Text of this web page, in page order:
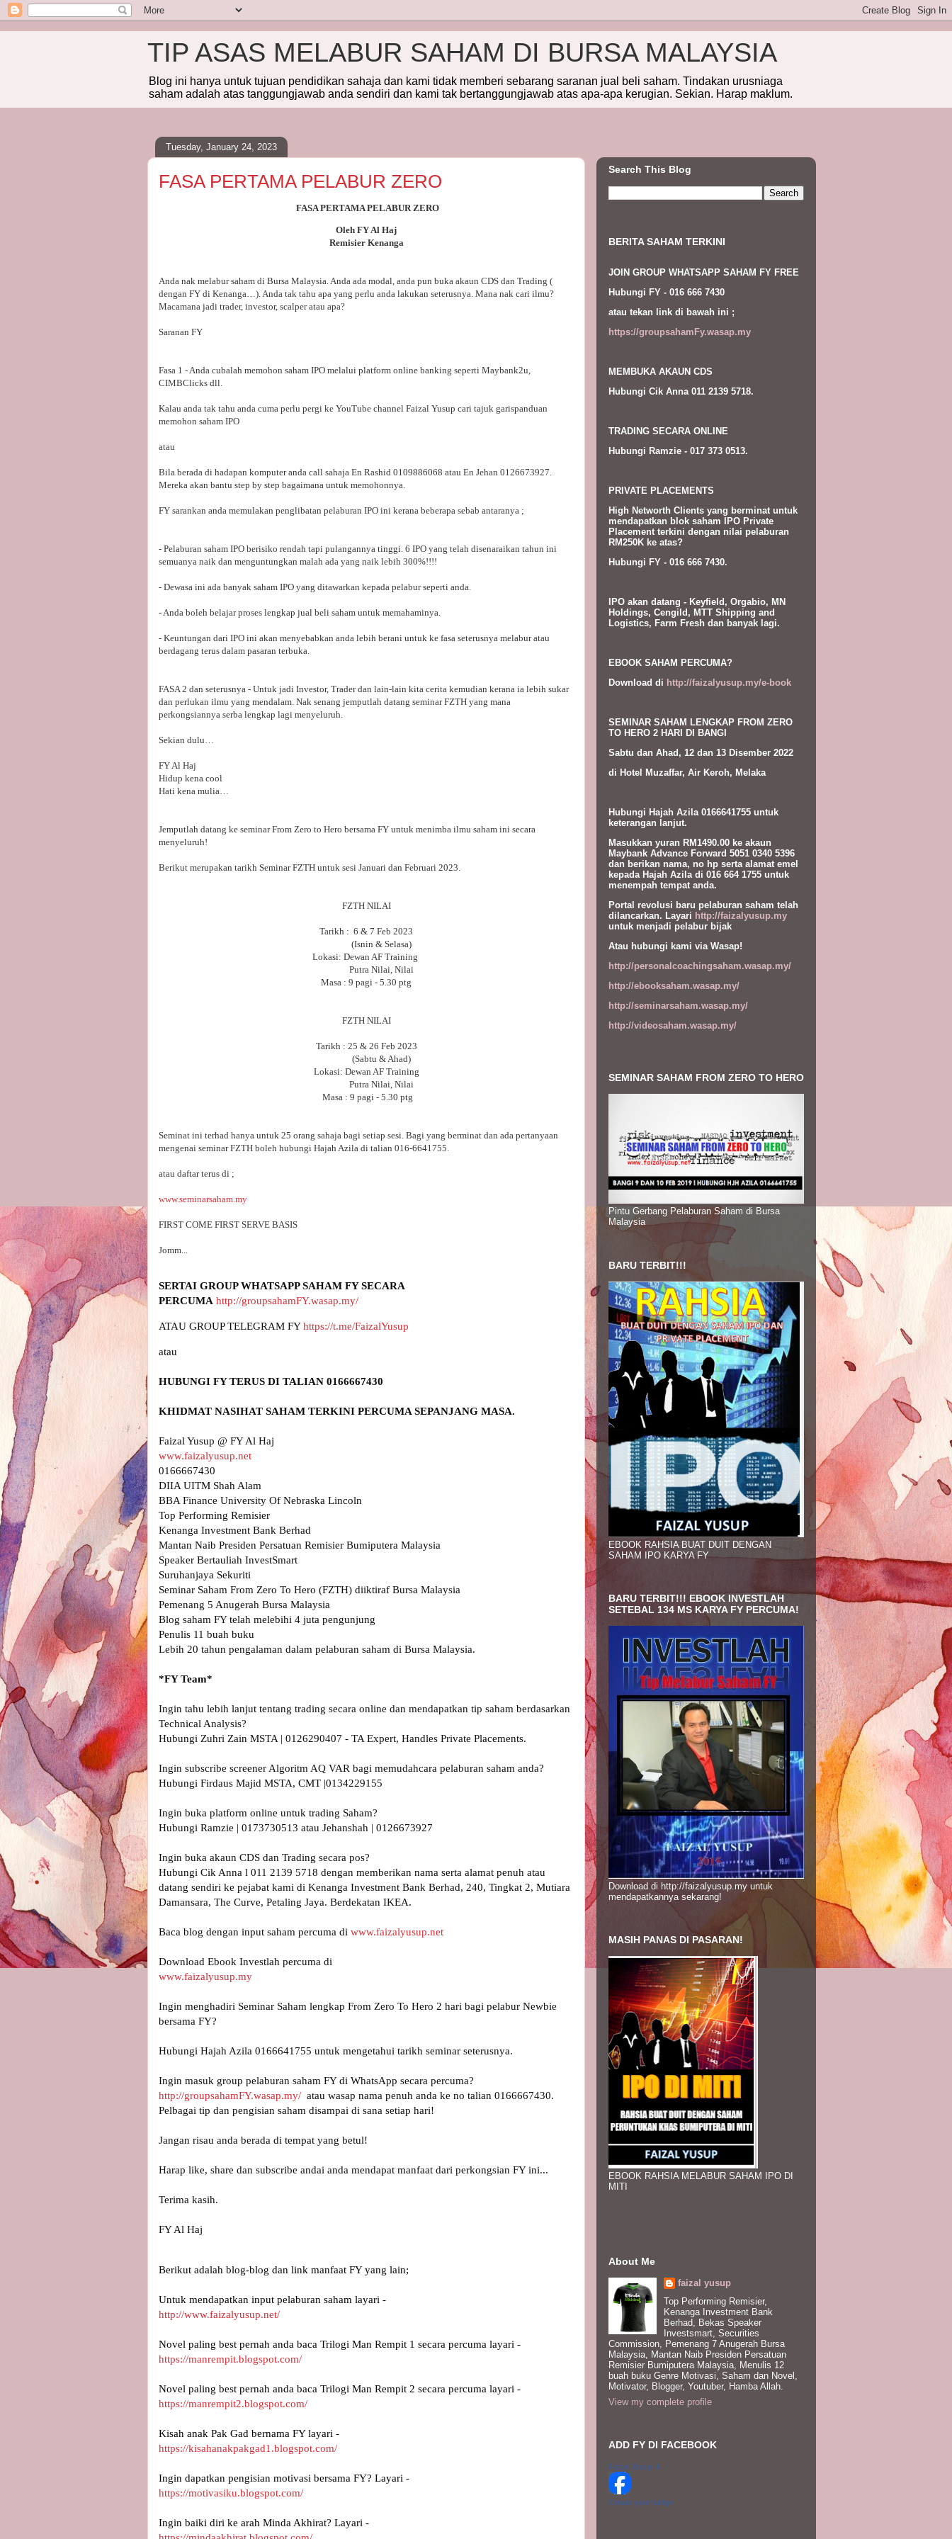
TIP ASAS MELABUR SAHAM DI BURSA MALAYSIA
Blog ini hanya untuk tujuan pendidikan sahaja dan kami tidak memberi sebarang saranan jual beli saham. Tindakan urusniaga
saham adalah atas tanggungjawab anda sendiri dan kami tak bertanggungjawab atas apa-apa kerugian. Sekian. Harap maklum.
Tuesday, January 24, 2023
FASA PERTAMA PELABUR ZERO
FASA PERTAMA PELABUR ZERO
Oleh FY Al Haj
Remisier Kenanga
Anda nak melabur saham di Bursa Malaysia. Anda ada modal, anda pun buka akaun CDS dan Trading (
dengan FY di Kenanga…). Anda tak tahu apa yang perlu anda lakukan seterusnya. Mana nak cari ilmu?
Macamana jadi trader, investor, scalper atau apa?
Saranan FY
Fasa 1 - Anda cubalah memohon saham IPO melalui platform online banking seperti Maybank2u,
CIMBClicks dll.
Kalau anda tak tahu anda cuma perlu pergi ke YouTube channel Faizal Yusup cari tajuk garispanduan
memohon saham IPO
atau
Bila berada di hadapan komputer anda call sahaja En Rashid 0109886068 atau En Jehan 0126673927.
Mereka akan bantu step by step bagaimana untuk memohonnya.
FY sarankan anda memulakan penglibatan pelaburan IPO ini kerana beberapa sebab antaranya ;
- Pelaburan saham IPO berisiko rendah tapi pulangannya tinggi. 6 IPO yang telah disenaraikan tahun ini
semuanya naik dan menguntungkan malah ada yang naik lebih 300%!!!!
- Dewasa ini ada banyak saham IPO yang ditawarkan kepada pelabur seperti anda.
- Anda boleh belajar proses lengkap jual beli saham untuk memahaminya.
- Keuntungan dari IPO ini akan menyebabkan anda lebih berani untuk ke fasa seterusnya melabur atau
berdagang terus dalam pasaran terbuka.
FASA 2 dan seterusnya - Untuk jadi Investor, Trader dan lain-lain kita cerita kemudian kerana ia lebih sukar
dan perlukan ilmu yang mendalam. Nak senang jemputlah datang seminar FZTH yang mana
perkongsiannya serba lengkap lagi menyeluruh.
Sekian dulu…
FY Al Haj
Hidup kena cool
Hati kena mulia…
Jemputlah datang ke seminar From Zero to Hero bersama FY untuk menimba ilmu saham ini secara
menyeluruh!
Berikut merupakan tarikh Seminar FZTH untuk sesi Januari dan Februari 2023.
FZTH NILAI
Tarikh : 6 & 7 Feb 2023
(Isnin & Selasa)
Lokasi: Dewan AF Training
Putra Nilai, Nilai
Masa : 9 pagi - 5.30 ptg
FZTH NILAI
Tarikh : 25 & 26 Feb 2023
(Sabtu & Ahad)
Lokasi: Dewan AF Training
Putra Nilai, Nilai
Masa : 9 pagi - 5.30 ptg
Seminat ini terhad hanya untuk 25 orang sahaja bagi setiap sesi. Bagi yang berminat dan ada pertanyaan
mengenai seminar FZTH boleh hubungi Hajah Azila di talian 016-6641755.
atau daftar terus di ;
www.seminarsaham.my
FIRST COME FIRST SERVE BASIS
Jomm...
SERTAI GROUP WHATSAPP SAHAM FY SECARA
PERCUMA http://groupsahamFY.wasap.my/
ATAU GROUP TELEGRAM FY https://t.me/FaizalYusup
www.faizalyusup.net
0166667430
DIIA UITM Shah Alam
BBA Finance University Of Nebraska Lincoln
Top Performing Remisier
Kenanga Investment Bank Berhad
Mantan Naib Presiden Persatuan Remisier Bumiputera Malaysia
Speaker Bertauliah InvestSmart
Suruhanjaya Sekuriti
Seminar Saham From Zero To Hero (FZTH) diiktiraf Bursa Malaysia
Pemenang 5 Anugerah Bursa Malaysia
Blog saham FY telah melebihi 4 juta pengunjung
Penulis 11 buah buku
Lebih 20 tahun pengalaman dalam pelaburan saham di Bursa Malaysia.
Ingin tahu lebih lanjut tentang trading secara online dan mendapatkan tip saham berdasarkan
Technical Analysis?
Hubungi Zuhri Zain MSTA | 0126290407 - TA Expert, Handles Private Placements.
Ingin subscribe screener Algoritm AQ VAR bagi memudahcara pelaburan saham anda?
Hubungi Firdaus Majid MSTA, CMT |0134229155
Ingin buka platform online untuk trading Saham?
Hubungi Ramzie | 0173730513 atau Jehanshah | 0126673927
Ingin buka akaun CDS dan Trading secara pos?
Hubungi Cik Anna l 011 2139 5718 dengan memberikan nama serta alamat penuh atau
datang sendiri ke pejabat kami di Kenanga Investment Bank Berhad, 240, Tingkat 2, Mutiara
Damansara, The Curve, Petaling Jaya. Berdekatan IKEA.
Baca blog dengan input saham percuma di www.faizalyusup.net
www.faizalyusup.my
Ingin menghadiri Seminar Saham lengkap From Zero To Hero 2 hari bagi pelabur Newbie
Hubungi Hajah Azila 0166641755 untuk mengetahui tarikh seminar seterusnya.
Ingin masuk group pelaburan saham FY di WhatsApp secara percuma?
http://groupsahamFY.wasap.my/
  atau wasap nama penuh anda ke no talian 0166667430.
Pelbagai tip dan pengisian saham disampai di sana setiap hari!
Jangan risau anda berada di tempat yang betul!
Harap like, share dan subscribe andai anda mendapat manfaat dari perkongsian FY ini...
Terima kasih.
FY Al Haj
Berikut adalah blog-blog dan link manfaat FY yang lain;
Untuk mendapatkan input pelaburan saham layari -
http://www.faizalyusup.net/
Novel paling best pernah anda baca Trilogi Man Rempit 1 secara percuma layari -
https://manrempit.blogspot.com/
Novel paling best pernah anda baca Trilogi Man Rempit 2 secara percuma layari -
https://manrempit2.blogspot.com/
Kisah anak Pak Gad bernama FY layari -
https://kisahanakpakgad1.blogspot.com/
Ingin dapatkan pengisian motivasi bersama FY? Layari -
https://motivasiku.blogspot.com/
Ingin baiki diri ke arah Minda Akhirat? Layari -
Search This Blog
BERITA SAHAM TERKINI
JOIN GROUP WHATSAPP SAHAM FY FREE
Hubungi FY - 016 666 7430
atau tekan link di bawah ini ;
https://groupsahamFy.wasap.my
MEMBUKA AKAUN CDS
Hubungi Cik Anna 011 2139 5718.
TRADING SECARA ONLINE
Hubungi Ramzie - 017 373 0513.
PRIVATE PLACEMENTS
High Networth Clients yang berminat untuk
mendapatkan blok saham IPO Private
Placement terkini dengan nilai pelaburan
RM250K ke atas?
Hubungi FY - 016 666 7430.
IPO akan datang - Keyfield, Orgabio, MN
Holdings, Cengild, MTT Shipping and
Logistics, Farm Fresh dan banyak lagi.
EBOOK SAHAM PERCUMA?
Download di http://faizalyusup.my/e-book
SEMINAR SAHAM LENGKAP FROM ZERO
TO HERO 2 HARI DI BANGI
Sabtu dan Ahad, 12 dan 13 Disember 2022
di Hotel Muzaffar, Air Keroh, Melaka
Hubungi Hajah Azila 0166641755 untuk
keterangan lanjut.
Masukkan yuran RM1490.00 ke akaun
Maybank Advance Forward 5051 0340 5396
dan berikan nama, no hp serta alamat emel
kepada Hajah Azila di 016 664 1755 untuk
menempah tempat anda.
Portal revolusi baru pelaburan saham telah
dilancarkan. Layari http://faizalyusup.my
untuk menjadi pelabur bijak
Atau hubungi kami via Wasap!
http://personalcoachingsaham.wasap.my/
http://ebooksaham.wasap.my/
http://seminarsaham.wasap.my/
http://videosaham.wasap.my/
SEMINAR SAHAM FROM ZERO TO HERO
Pintu Gerbang Pelaburan Saham di Bursa
Malaysia
BARU TERBIT!!!
EBOOK RAHSIA BUAT DUIT DENGAN
SAHAM IPO KARYA FY
BARU TERBIT!!! EBOOK INVESTLAH
SETEBAL 134 MS KARYA FY PERCUMA!
Download di http://faizalyusup.my untuk
mendapatkannya sekarang!
MASIH PANAS DI PASARAN!
EBOOK RAHSIA MELABUR SAHAM IPO DI
MITI
About Me
faizal yusup
Top Performing Remisier,
Kenanga Investment Bank
Berhad, Bekas Speaker
Investsmart, Securities
Commission, Pemenang 7 Anugerah Bursa
Malaysia, Mantan Naib Presiden Persatuan
Remisier Bumiputera Malaysia, Menulis 12
buah buku Genre Motivasi, Saham dan Novel,
Motivator, Blogger, Youtuber, Hamba Allah.
View my complete profile
ADD FY DI FACEBOOK
Faizal Yusup II
Create your badge